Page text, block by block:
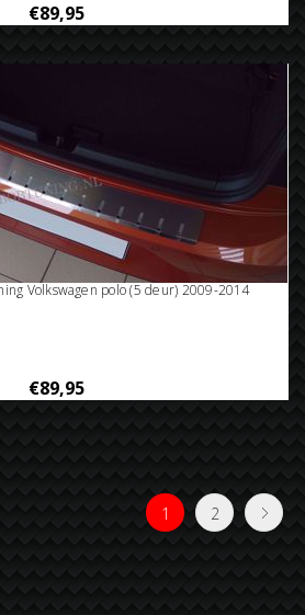
€89,95
Volkswagen polo (5 deur) 2009-2014
€89,95
1 2